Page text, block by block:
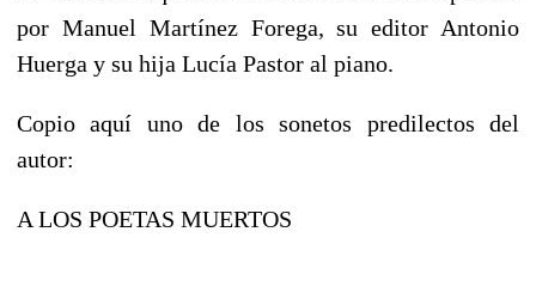
por Manuel Martínez Forega, su editor Antonio
Huerga y su hija Lucía Pastor al piano.
Copio aquí uno de los sonetos predilectos del
autor:
A LOS POETAS MUERTOS